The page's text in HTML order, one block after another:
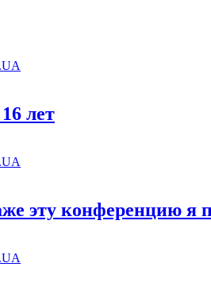
лет
эту конференцию я